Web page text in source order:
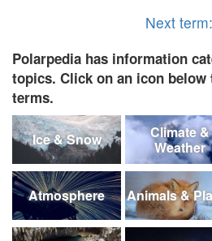
Next
Polarpedia has information
topics. Click on an icon below
terms.
Ice & Snow
Climate &
Weather
Atmosphere Animals &